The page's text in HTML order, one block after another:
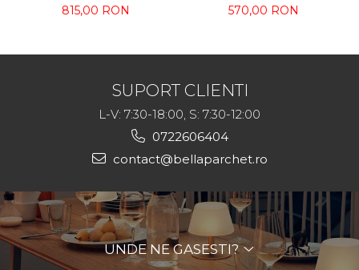
Color 5L – Lac colorat
pe bază de apă pentru
815,00 RON
– Grund protector
pentru lemn exterior,
570,00 RON
SUPORT CLIENTI
L-V: 7:30-18:00, S: 7:30-12:00
0722606404
contact@bellaparchet.ro
UNDE NE GASESTI?